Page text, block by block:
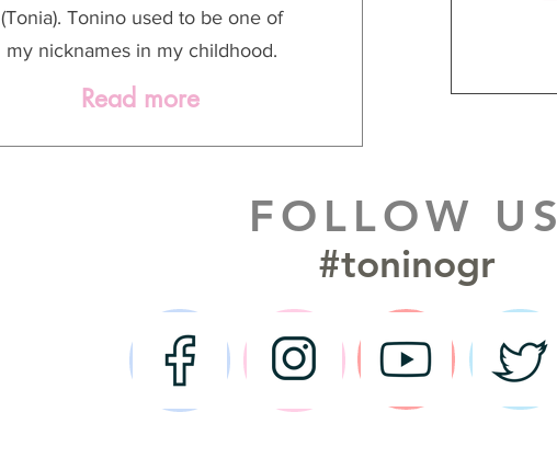
(Tonia). Tonino used to be one of
my nicknames in my childhood.
Read more
FOLLOW US
#toninogr